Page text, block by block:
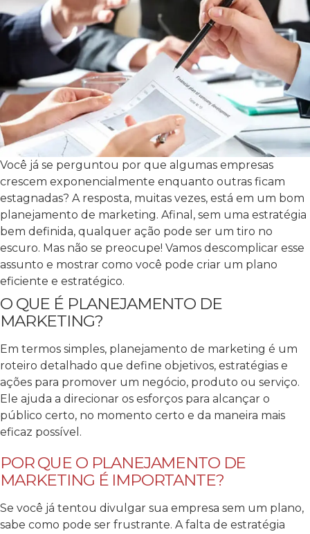
Você já se perguntou por que algumas empresas
crescem exponencialmente enquanto outras ficam
estagnadas? A resposta, muitas vezes, está em um bom
planejamento de marketing. Afinal, sem uma estratégia
bem definida, qualquer ação pode ser um tiro no
escuro. Mas não se preocupe! Vamos descomplicar esse
assunto e mostrar como você pode criar um plano
eficiente e estratégico.
O QUE É PLANEJAMENTO DE
MARKETING?
Em termos simples, planejamento de marketing é um
roteiro detalhado que define objetivos, estratégias e
ações para promover um negócio, produto ou serviço.
Ele ajuda a direcionar os esforços para alcançar o
público certo, no momento certo e da maneira mais
eficaz possível.
POR QUE O PLANEJAMENTO DE
MARKETING É IMPORTANTE?
Se você já tentou divulgar sua empresa sem um plano,
sabe como pode ser frustrante. A falta de estratégia